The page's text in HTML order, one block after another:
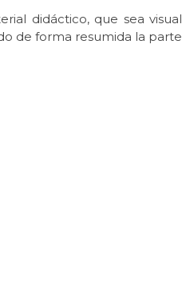
didáctico, que sea visual
de forma resumida la parte